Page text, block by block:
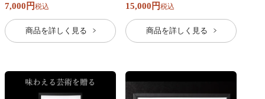
7,000 税込
商品を詳しく見る
15,000 税込
商品を詳しく見る